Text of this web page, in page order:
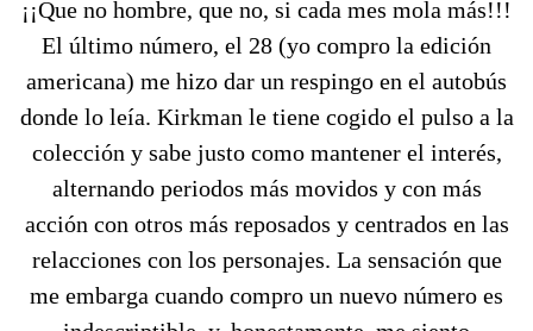
¡¡Que no hombre, que no, si cada mes mola más!!!
El último número, el 28 (yo compro la edición
americana) me hizo dar un respingo en el autobús
donde lo leía. Kirkman le tiene cogido el pulso a la
colección y sabe justo como mantener el interés,
alternando periodos más movidos y con más
acción con otros más reposados y centrados en las
relacciones con los personajes. La sensación que
me embarga cuando compro un nuevo número es